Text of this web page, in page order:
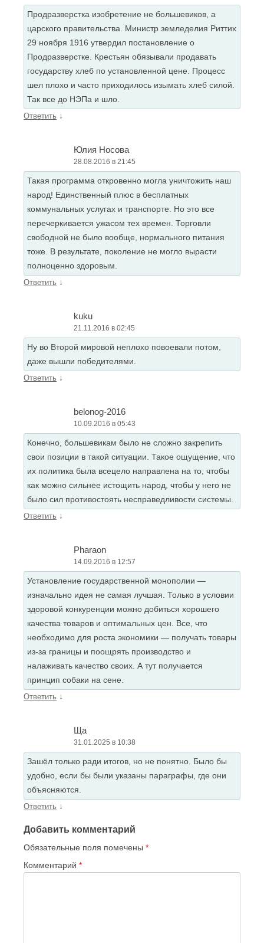
Продразверстка изобретение не большевиков, а
царского правительства. Министр земледелия Риттих
29 ноября 1916 утвердил постановление о
Продразверстке. Крестьян обязывали продавать
государству хлеб по установленной цене. Процесс
шел плохо и часто приходилось изымать хлеб силой.
Так все до НЭПа и шло.
Ответить ↓
Юлия Носова
28.08.2016 в 21:45
Такая программа откровенно могла уничтожить наш
народ! Единственный плюс в бесплатных
коммунальных услугах и транспорте. Но это все
перечеркивается ужасом тех времен. Торговли
свободной не было вообще, нормального питания
тоже. В результате, поколение не могло вырасти
полноценно здоровым.
Ответить ↓
kuku
21.11.2016 в 02:45
Ну во Второй мировой неплохо повоевали потом,
даже вышли победителями.
Ответить ↓
belonog-2016
10.09.2016 в 05:43
Конечно, большевикам было не сложно закрепить
свои позиции в такой ситуации. Такое ощущение, что
их политика была всецело направлена на то, чтобы
как можно сильнее истощить народ, чтобы у него не
было сил противостоять несправедливости системы.
Ответить ↓
Pharaon
14.09.2016 в 12:57
Установление государственной монополии —
изначально идея не самая лучшая. Только в условии
здоровой конкуренции можно добиться хорошего
качества товаров и оптимальных цен. Все, что
необходимо для роста экономики — получать товары
из-за границы и поощрять производство и
налаживать качество своих. А тут получается
принцип собаки на сене.
Ответить ↓
Ща
31.01.2025 в 10:38
Зашёл только ради итогов, но не понятно. Было бы
удобно, если бы были указаны параграфы, где они
объясняются.
Ответить ↓
Добавить комментарий
Обязательные поля помечены *
Комментарий *